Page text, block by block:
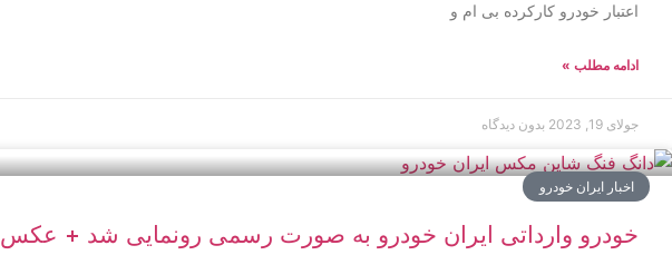
اعتبار خودرو کارکرده بی ام و
ادامه مطلب »
جولای 19, 2023 بدون دیدگاه
اخبار ایران خودرو
خودرو وارداتی ایران خودرو به صورت رسمی رونمایی شد + عکس